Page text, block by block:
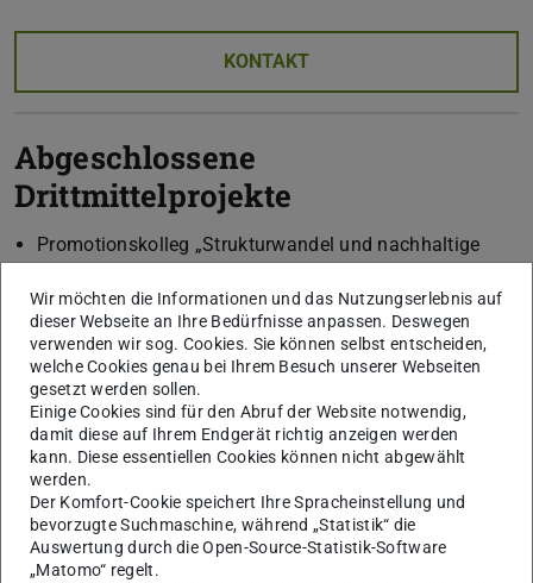
KONTAKT
Abgeschlossene
Drittmittelprojekte
Promotionskolleg „Strukturwandel und nachhaltige
Seiten zum „Afrikakolleg“.
DFG-Projekt: Geschlecht, Raum und Technik in der
Fabrik. Die ‚rationelle‘ Gestaltung industrieller
Arbeitsplätze in Deutschland 1900-1970
Projektgruppe D 17 „Images of Disaster“ am
Exzellenzcluster 'Asia & Europe' der Universität
Heidelberg Cultures of Disaster. Shifting Asymmetries
between Societies, Cultures, and Nature from a
Comparative Historical and Transcultural Perspective
Wir möchten die Informationen und das Nutzungserlebnis auf
dieser Webseite an Ihre Bedürfnisse anpassen. Deswegen
verwenden wir sog. Cookies. Sie können selbst entscheiden,
welche Cookies genau bei Ihrem Besuch unserer Webseiten
gesetzt werden sollen.
Einige Cookies sind für den Abruf der Website notwendig,
damit diese auf Ihrem Endgerät richtig anzeigen werden
kann. Diese essentiellen Cookies können nicht abgewählt
werden.
Der Komfort-Cookie speichert Ihre Spracheinstellung und
bevorzugte Suchmaschine, während „Statistik“ die
Auswertung durch die Open-Source-Statistik-Software
„Matomo“ regelt.